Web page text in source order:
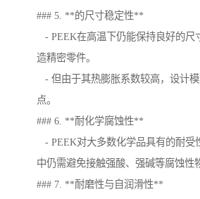
### 5. **的尺寸稳定性**
- PEEK在高温下仍能保持良好的尺
造精密零件。
- 但由于其热膨胀系数较高，设计
点。
### 6. **耐化学腐蚀性**
- PEEK对大多数化学品具有的耐受
中仍需避免接触强酸、强碱等腐蚀性
### 7. **耐磨性与自润滑性**